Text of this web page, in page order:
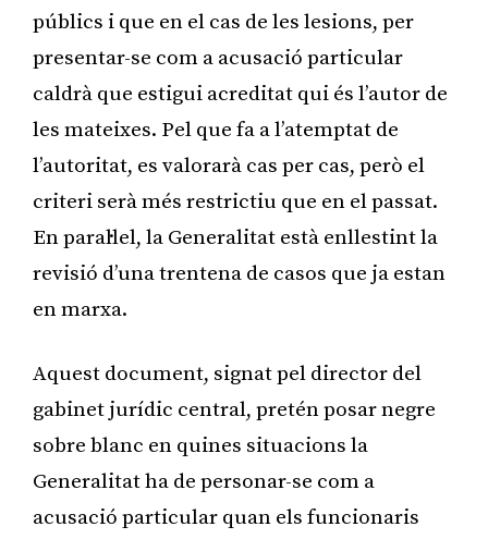
públics i que en el cas de les lesions, per
presentar-se com a acusació particular
caldrà que estigui acreditat qui és l’autor de
les mateixes. Pel que fa a l’atemptat de
l’autoritat, es valorarà cas per cas, però el
criteri serà més restrictiu que en el passat.
En paral·lel, la Generalitat està enllestint la
revisió d’una trentena de casos que ja estan
en marxa.
Aquest document, signat pel director del
gabinet jurídic central, pretén posar negre
sobre blanc en quines situacions la
Generalitat ha de personar-se com a
acusació particular quan els funcionaris